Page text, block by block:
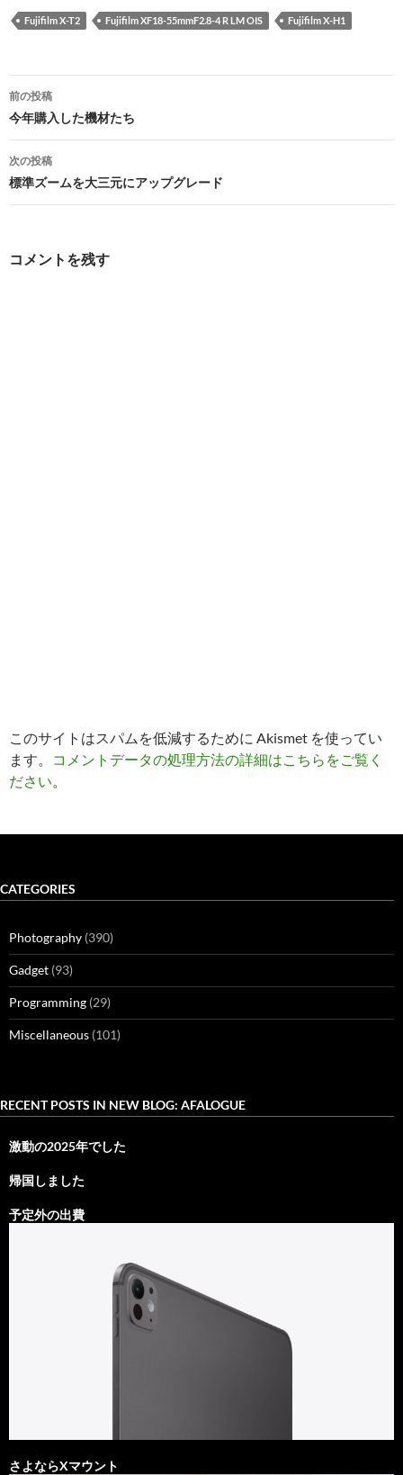
Fujifilm X-T2 Fujifilm XF18-55mmF2.8-4 R LM OIS Fujifilm X-H1
投
稿
ナ
ビ
前の投稿
今年購入した機材たち
次の投稿
標準ズームを大三元にアップグレード
コメントを残す
このサイトはスパムを低減するために Akismet を使ってい
ます。
コメントデータの処理方法の詳細はこちらをご覧く
ださい。
CATEGORIES
Photography (390)
Gadget (93)
Programming (29)
Miscellaneous (101)
RECENT POSTS IN NEW BLOG: AFALOGUE
激動の2025年でした
帰国しました
予定外の出費
さよならXマウント